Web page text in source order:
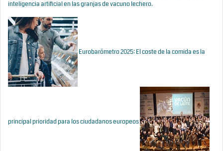
inteligencia artificial en las granjas de vacuno lechero.
Eurobarómetro 2025: El coste de la comida es la
principal prioridad para los ciudadanos europeos